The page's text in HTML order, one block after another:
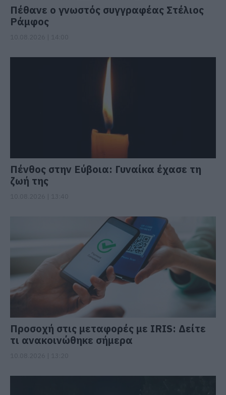
Πέθανε ο γνωστός συγγραφέας Στέλιος
Ράμφος
Πένθος στην Εύβοια: Γυναίκα έχασε τη
ζωή της
Προσοχή στις μεταφορές με IRIS: Δείτε
τι ανακοινώθηκε σήμερα